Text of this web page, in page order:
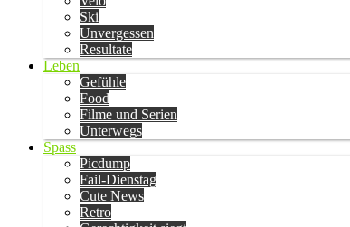
Ski
Unvergessen
Resultate
Leben
Gefühle
Food
Filme und Serien
Unterwegs
Spass
Picdump
Fail-Dienstag
Cute News
Retro